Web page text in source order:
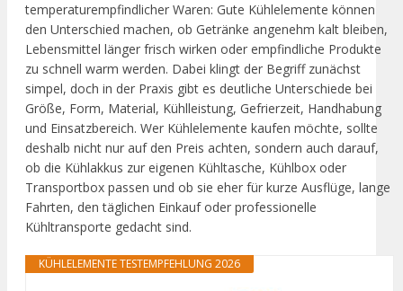
temperaturempfindlicher Waren: Gute Kühlelemente können
den Unterschied machen, ob Getränke angenehm kalt bleiben,
Lebensmittel länger frisch wirken oder empfindliche Produkte
zu schnell warm werden. Dabei klingt der Begriff zunächst
simpel, doch in der Praxis gibt es deutliche Unterschiede bei
Größe, Form, Material, Kühlleistung, Gefrierzeit, Handhabung
und Einsatzbereich. Wer Kühlelemente kaufen möchte, sollte
deshalb nicht nur auf den Preis achten, sondern auch darauf,
ob die Kühlakkus zur eigenen Kühltasche, Kühlbox oder
Transportbox passen und ob sie eher für kurze Ausflüge, lange
Fahrten, den täglichen Einkauf oder professionelle
Kühltransporte gedacht sind.
KÜHLELEMENTE TESTEMPFEHLUNG 2026